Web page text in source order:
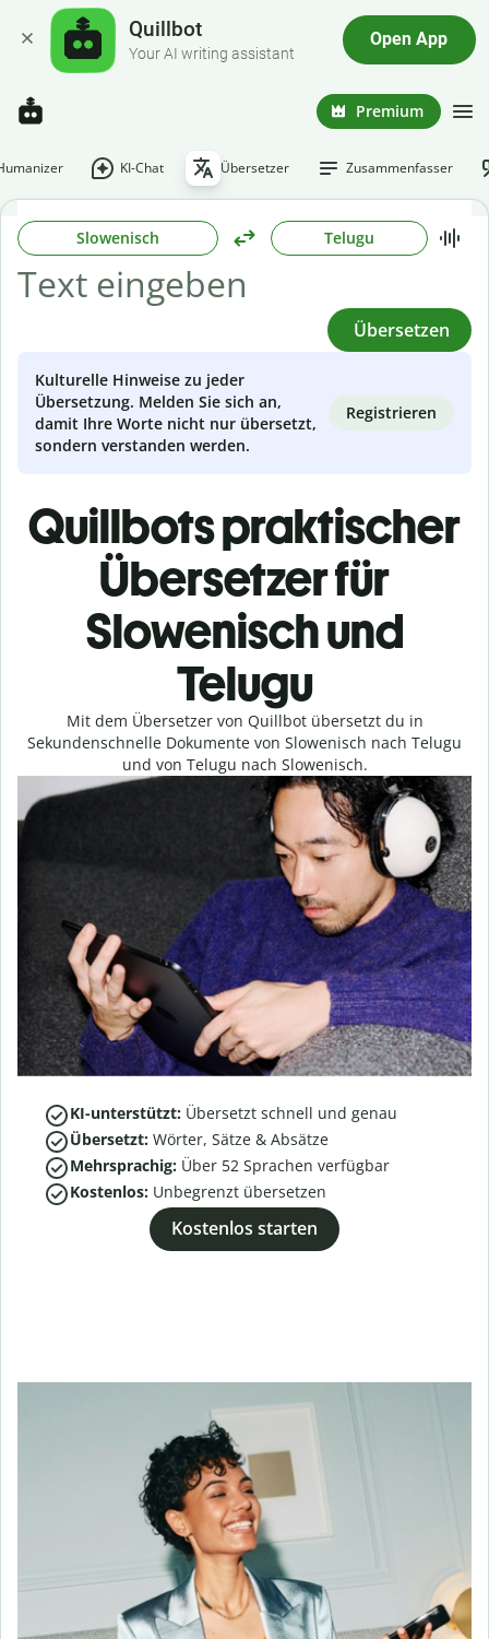
Quillbot
Your AI writing assistant
Open App
Premium
KI-Chat Übersetzer Zusammenfasser
Slowenisch Telugu
Übersetzen
Kulturelle Hinweise zu jeder
Übersetzung. Melden Sie sich an,
damit Ihre Worte nicht nur übersetzt,
sondern verstanden werden.
Registrieren
Quillbots praktischer
Übersetzer für
Slowenisch und
Telugu
Mit dem Übersetzer von Quillbot übersetzt du in
Sekundenschnelle Dokumente von Slowenisch nach Telugu
und von Telugu nach Slowenisch.
KI-unterstützt: Übersetzt schnell und genau
Übersetzt: Wörter, Sätze & Absätze
Mehrsprachig: Über 52 Sprachen verfügbar
Kostenlos: Unbegrenzt übersetzen
Kostenlos starten